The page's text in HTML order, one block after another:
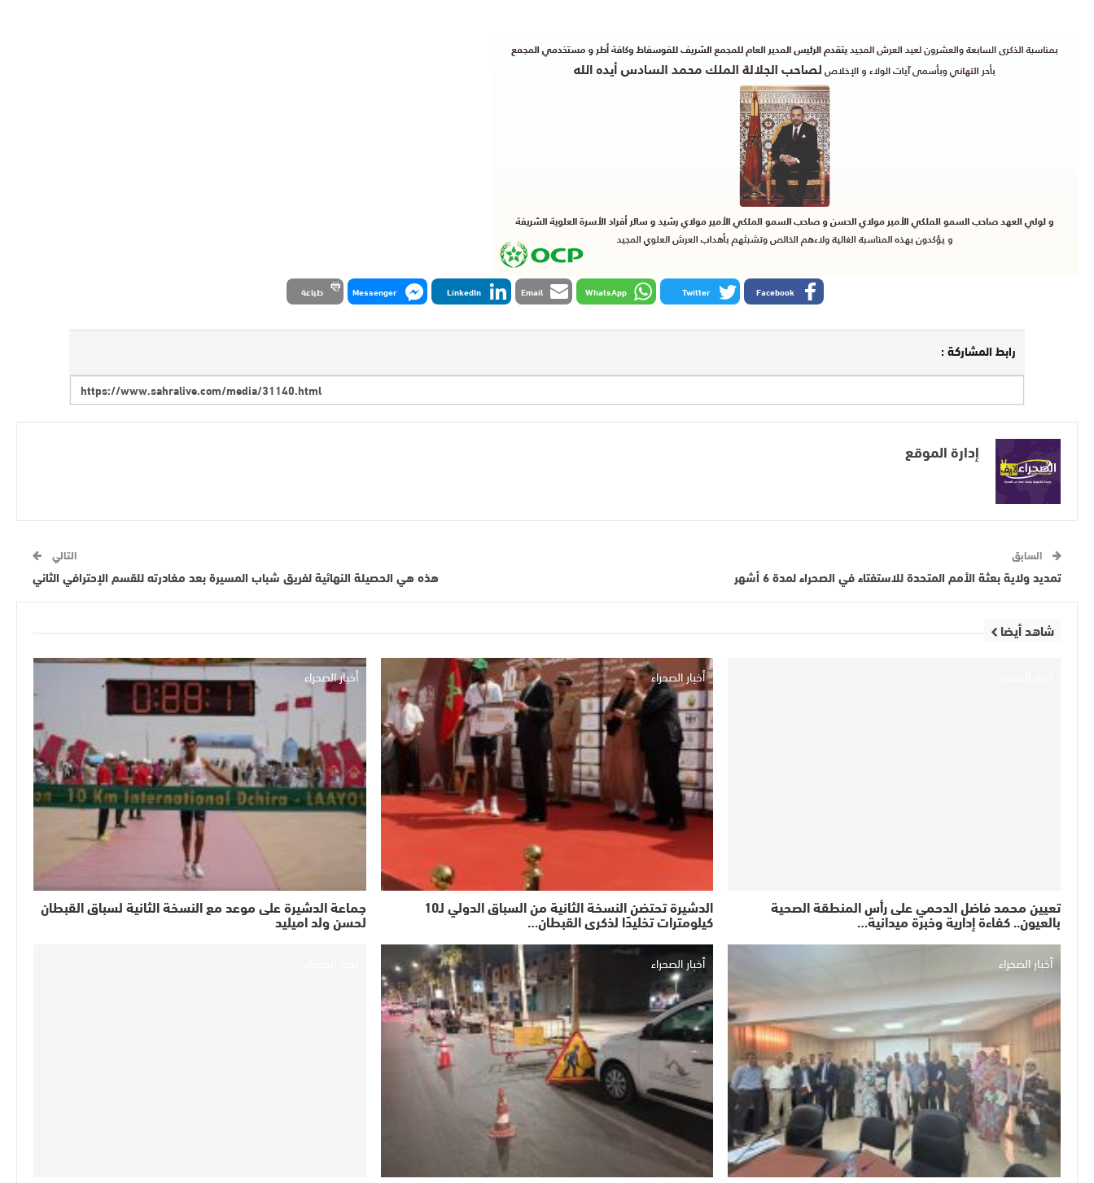
Facebook
Twitter
WhatsApp
Email
LinkedIn
Messenger طباعة
رابط المشاركة :
إدارة الموقع
السابق
تمديد ولاية بعثة الأمم المتحدة للاستفتاء في الصحراء لمدة 6 أشهر
التالي
هذه هي الحصيلة النهائية لفريق شباب المسيرة بعد مغادرته للقسم الإحترافي الثاني
شاهد أيضا
تعيين محمد فاضل الدحمي على رأس المنطقة الصحية
بالعيون.. كفاءة إدارية وخبرة ميدانية…
أخبار الصحراء
الدشيرة تحتضن النسخة الثانية من السباق الدولي لـ10
كيلومترات تخليدًا لذكرى القبطان…
أخبار الصحراء
جماعة الدشيرة على موعد مع النسخة الثانية لسباق القبطان
لحسن ولد اميليد
أخبار الصحراء أخبار الصحراء